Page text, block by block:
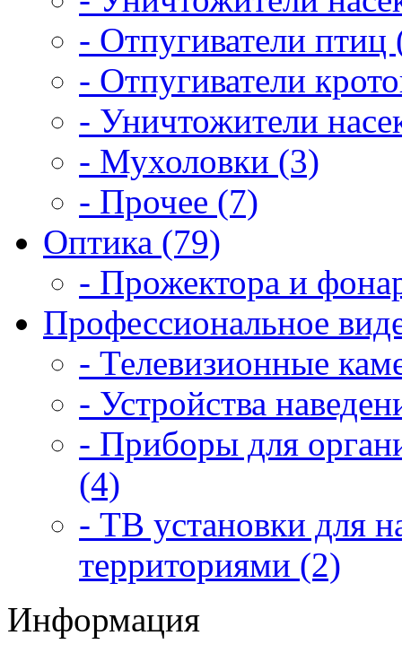
- Отпугиватели птиц
- Отпугиватели
- Уничтожители
- Мухоловки (3)
- Прочее (7)
Оптика (79)
- Прожектора и
Профессиональное
- Телевизионные
- Устройства
- Приборы для
(4)
- ТВ установки для
территориями (2)
Информация